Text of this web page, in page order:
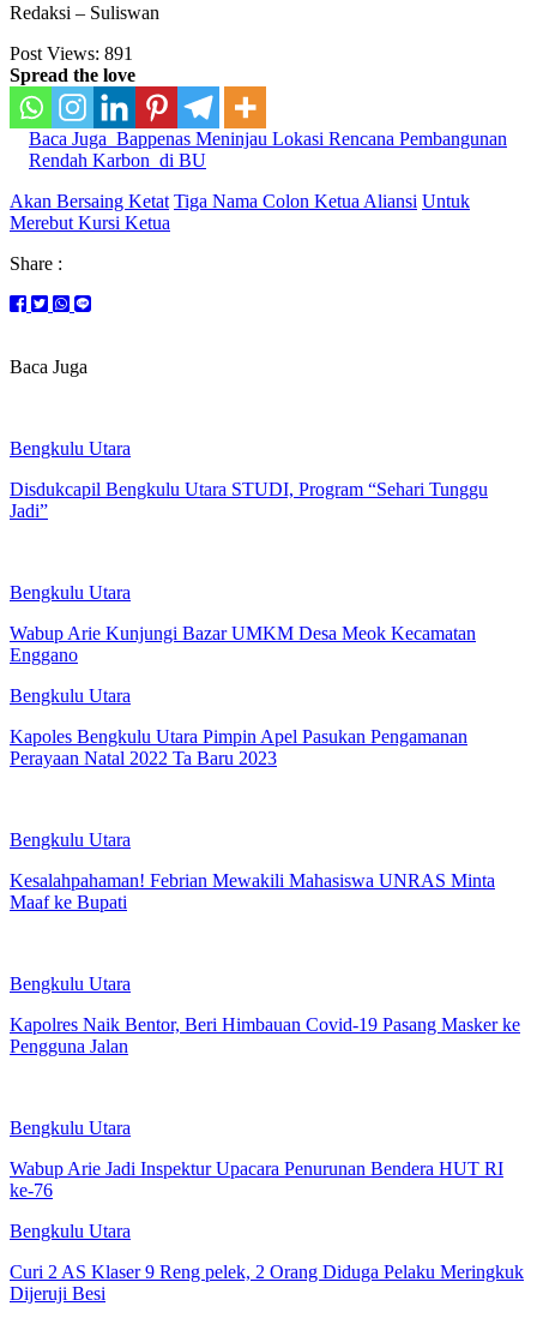
Redaksi – Suliswan
Post Views: 891
Spread the love
Baca Juga Bappenas Meninjau Lokasi Rencana Pembangunan
Rendah Karbon di BU
Akan Bersaing Ketat Tiga Nama Colon Ketua Aliansi Untuk
Merebut Kursi Ketua
Share :
Baca Juga
Bengkulu Utara
Disdukcapil Bengkulu Utara STUDI, Program “Sehari Tunggu
Jadi”
Bengkulu Utara
Wabup Arie Kunjungi Bazar UMKM Desa Meok Kecamatan
Enggano
Bengkulu Utara
Kapoles Bengkulu Utara Pimpin Apel Pasukan Pengamanan
Perayaan Natal 2022 Ta Baru 2023
Bengkulu Utara
Kesalahpahaman! Febrian Mewakili Mahasiswa UNRAS Minta
Maaf ke Bupati
Bengkulu Utara
Kapolres Naik Bentor, Beri Himbauan Covid-19 Pasang Masker ke
Pengguna Jalan
Bengkulu Utara
Wabup Arie Jadi Inspektur Upacara Penurunan Bendera HUT RI
ke-76
Bengkulu Utara
Curi 2 AS Klaser 9 Reng pelek, 2 Orang Diduga Pelaku Meringkuk
Dijeruji Besi